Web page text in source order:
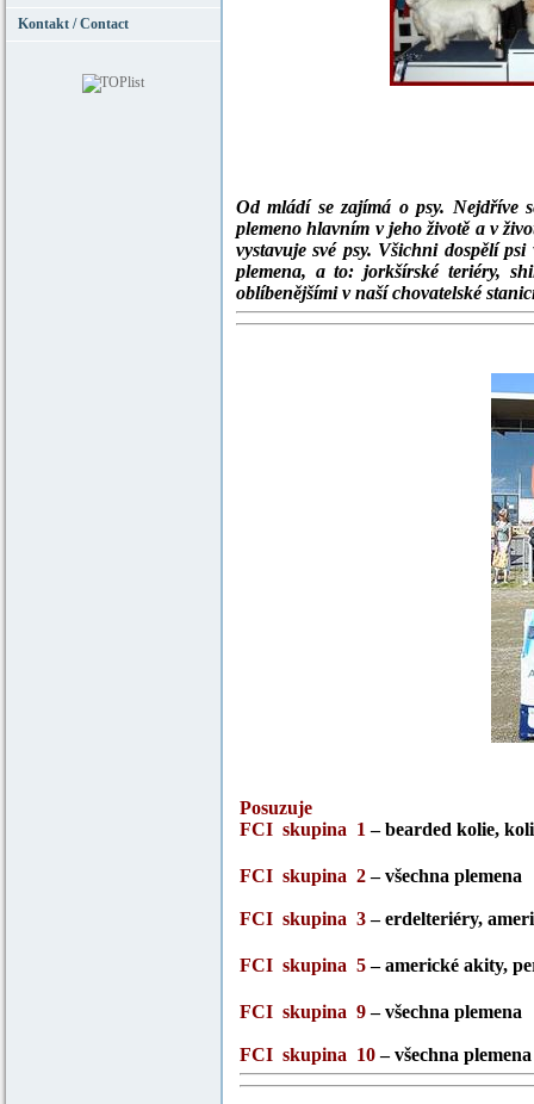
Kontakt / Contact
Od mládí se zajímá o psy. Nejdříve
plemeno hlavním v jeho životě a v
vystavuje své psy. Všichni dospělí
plemena, a to: jorkšírské teriéry,
oblíbenějšími v naší chovatelské
Posuzuje
FCI skupina 1 – bearded kolie,
FCI skupina 2– všechna plemena
FCI skupina 3– erdelteriéry,
FCI skupina 5– americké akity,
FCI skupina 9– všechna plemena
FCI skupina 10– všechna plemena